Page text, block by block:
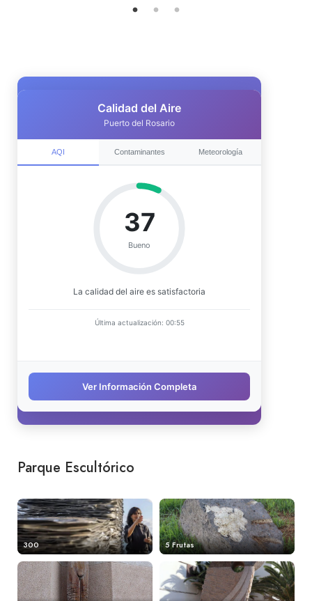
Parque Escultórico
300 5 Frutas